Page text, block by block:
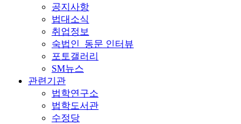
공지사항
법대소식
취업정보
숙법인_동문 인터뷰
포토갤러리
SM뉴스
관련기관
법학연구소
법학도서관
수정당